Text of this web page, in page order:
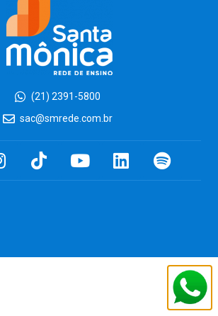
(21) 2391-5800
sac@smrede.com.br